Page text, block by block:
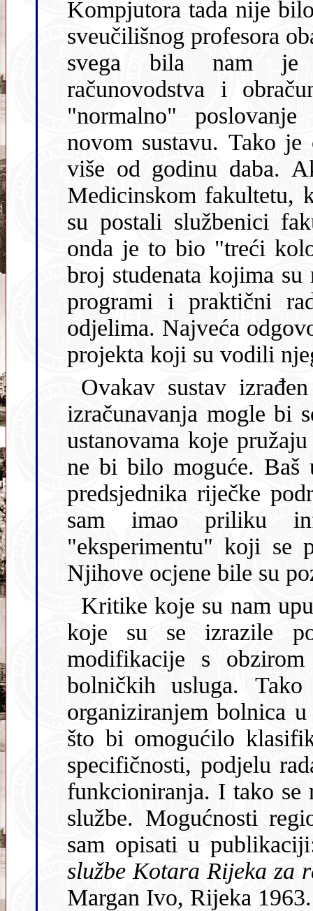
Kompjutora tada nije bilo. Svi članovi
sveučilišnog profesora obavili
svega bila nam je
računovodstva i obračuna po bolno-opskrbnom danu kao
"normalno" poslovanje i paralelno
novom sustavu. Tako je
više od godinu daba.
Medicinskom fakultetu, koji je liječnike podijelio na one koji
su postali službenici fakulteta i one koji su ostali bolnički,
onda je to bio "treći kolosijek". Pogotovo
broj studenata kojima su morali
programi i praktični
odjelima. Najveća
projekta koji
Ovakav sustav izrađen je samo za
izračunavanja mogle bi se
ustanovama koje
ne bi bilo moguće. Baš u to vrijeme obnašao sam i dužnost
predsjednika riječke podružnice Zbora liječnika Hrvatske, pa
sam imao priliku
"eksperimentu" koji se
Njihove ocjene
Kritike koje su nam uputili pokazale su da i među
koje su se izrazile
modifikacije s
bolničkih usluga. Tako nam se je nametnula potreba za
organiziranjem bolnica u neko udruženje na
što bi omogućilo klasifikaciju
specifičnosti, podjelu rada
funkcioniranja. I tako
službe. Mogućnosti
sam opisati u
Margan Ivo, Rijeka 1963.